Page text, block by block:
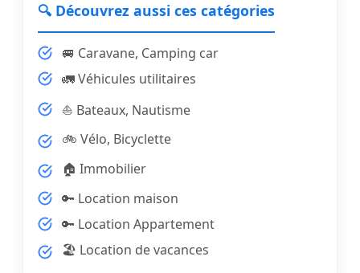
🔍 Découvrez aussi ces catégories
🚐 Caravane, Camping car
🚛 Véhicules utilitaires
⛵ Bateaux, Nautisme
🚲 Vélo, Bicyclette
🏠 Immobilier
🔑 Location maison
🔑 Location Appartement
🏖️ Location de vacances